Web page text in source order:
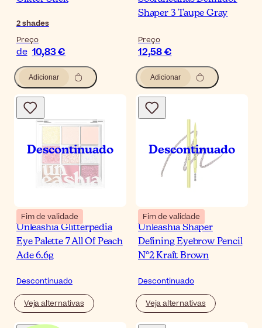
2shades
Preço
de 10,83 €
Adicionar
Shaper 3 Taupe Gray
Preço
12,58 €
Adicionar
Fim de validade
Unleashia Glitterpedia
Eye Palette 7 All Of Peach
Ade 6.6g
Descontinuado
Veja alternativas
Fim de validade
Unleashia Shaper
Defining Eyebrow Pencil
N°2 Kraft Brown
Descontinuado
Veja alternativas